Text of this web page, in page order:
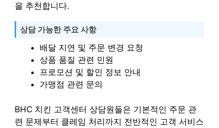
을 추천합니다.
상담 가능한 주요 사항
배달 지연 및 주문 변경 요청
상품 품질 관련 민원
프로모션 및 할인 정보 안내
가맹점 관련 문의
BHC 치킨 고객센터 상담원들은 기본적인 주문 관
련 문제부터 클레임 처리까지 전반적인 고객 서비스